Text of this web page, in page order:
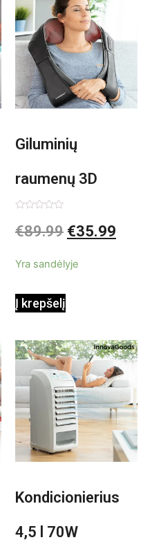
Giluminių
raumenų 3D
elektrinis
Shiatsu
0
iš
€89.99 €35.99
Yra sandėlyje
Į krepšelį
Kondicionierius
4,5 l 70W